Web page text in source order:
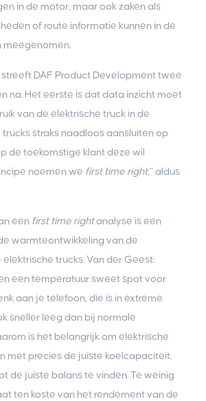
in de motor, maar ook zaken als
of route informatie kunnen in de
meegenomen.
DAF Product Development twee
na. Het eerste is dat data inzicht moet
van de elektrische truck in de
straks naadloos aansluiten op
de toekomstige klant deze wil
noemen we first time right,” aldus
een first time rightanalyse is een
warmteontwikkeling van de
trucks. Van der Geest:
een temperatuur sweet spot voor
aan je telefoon, die is in extreme
sneller leeg dan bij normale
is het belangrijk om elektrische
met precies de juiste koelcapaciteit.
de juiste balans te vinden. Te weinig
ten koste van het rendement van de